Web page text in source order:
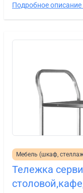
Подробное описание
Мебель (шкаф,
Тележка